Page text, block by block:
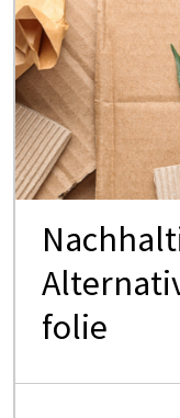
fo­lie